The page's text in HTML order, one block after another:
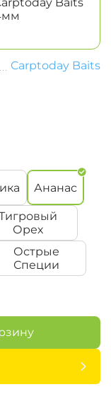
Carptoday Baits
Ананас
Орех
Острые
Специи